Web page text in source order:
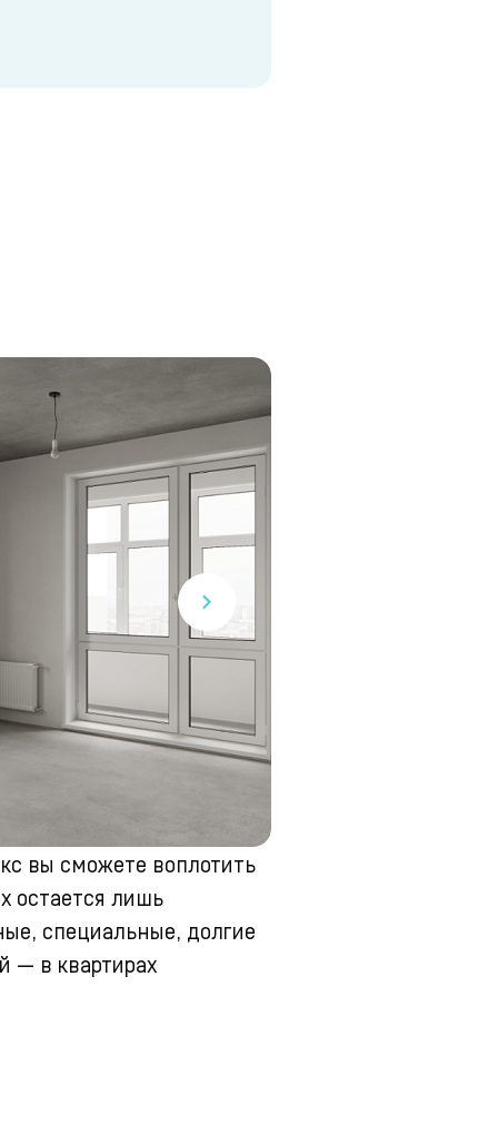
вы сможете воплотить
остается лишь
специальные, долгие
— в квартирах